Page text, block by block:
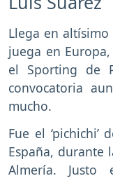
Llega en
juega en
el Sporting de
convocatoria
mucho.
Fue el ‘pichichi’
España, durante
Almería.